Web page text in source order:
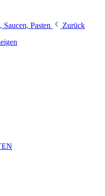
Saucen, Pasten
Zurück